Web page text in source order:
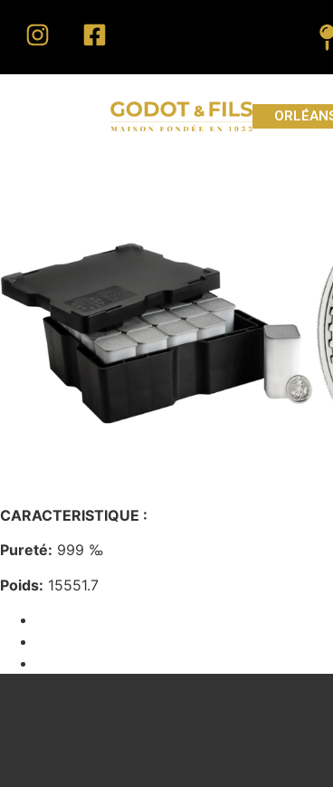
CARACTERISTIQUE :
Pureté: 999 ‰
Poids: 15551.7